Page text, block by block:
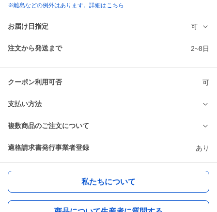
※離島などの例外はあります。詳細はこちら
お届け日指定 可
注文から発送まで 2~8日
クーポン利用可否 可
支払い方法
複数商品のご注文について
適格請求書発行事業者登録 あり
私たちについて